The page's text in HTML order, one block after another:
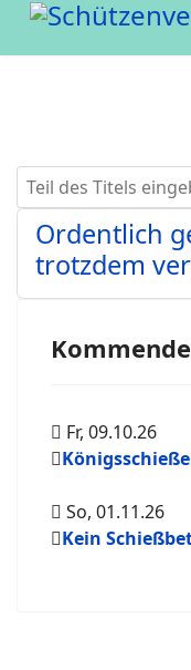
Teil des Titels
Ordentlich
trotzdem
Fr, 09.10.26
So, 01.11.26
Kein